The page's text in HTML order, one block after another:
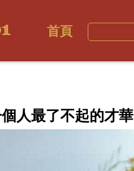
首頁
人最了不起的才華